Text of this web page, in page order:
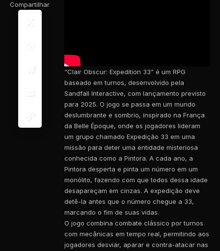
Compartilhar
“Clair Obscur: Expedition 33” é um RPG
baseado em turnos, desenvolvido pela
Sandfall Interactive, com lançamento previsto
para 2025. O jogo se passa em um mundo
deslumbrante e sombrio, inspirado na França
da Belle Époque, onde os jogadores lideram
um grupo chamado Expedição 33 em uma
missão para deter uma entidade misteriosa
conhecida como a Pintora. A cada ano, a
Pintora desperta e pinta um número em um
monólito, fazendo com que todos dessa idade
desapareçam em cinzas. A expedição deve
detê-la antes que o número chegue a 33,
marcando o fim de suas vidas.
O jogo combina combate clássico por turnos
com mecânicas em tempo real, permitindo aos
jogadores desviar, aparar e contra-atacar nas